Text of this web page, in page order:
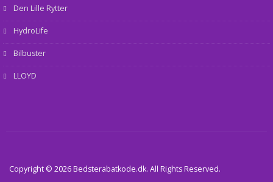
Den Lille Rytter
HydroLife
Bilbuster
LLOYD
Copyright © 2026 Bedsterabatkode.dk. All Rights Reserved.